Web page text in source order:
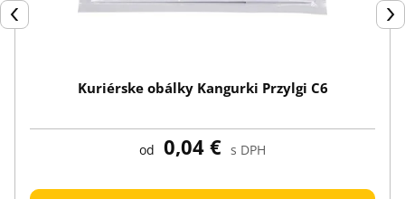
Späť
Kuriérske obálky Kangurki Przylgi C6
od 0,04 € s DPH